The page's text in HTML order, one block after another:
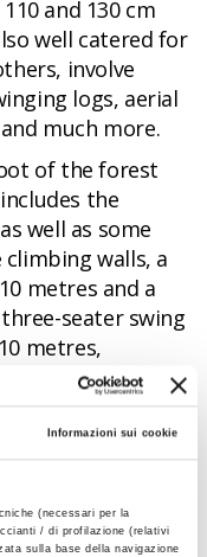
Informazioni sui cookie
(necessari per la
/ di profilazione (relativi
sulla base della navigazione
and 130 cm
well catered for
involve
logs, aerial
much more.
of the forest
the
well as some
walls, a
metres and a
seater swing
metres,
sure to excite
in this area
your military